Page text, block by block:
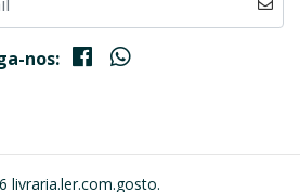
nos:
livraria.ler.com.gosto.